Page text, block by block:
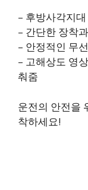
– 후방사각지
– 간단한 장착
– 안정적인 무
– 고해상도 영
춰줌
운전의 안전을
착하세요!